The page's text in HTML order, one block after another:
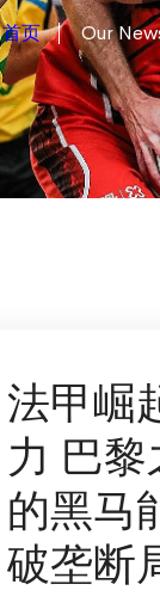
首页 Our
法甲崛
力 巴
的黑马
破垄断